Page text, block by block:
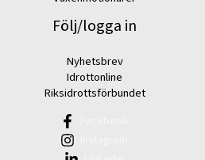
Följ/logga in
Nyhetsbrev
Idrottonline
Riksidrottsförbundet